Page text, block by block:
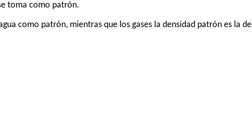
toma como patrón.
como patrón, mientras que los gases la densidad patrón es la del